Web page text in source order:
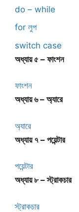
do – while
for লুপ
switch case
অধ্যায় ৫ – ফাংশন
ফাংশন
অধ্যায় ৬ – অ্যারে
অ্যারে
অধ্যায় ৭ – পয়েন্টার
পয়েন্টার
অধ্যায় ৮ – স্ট্রাকচার
স্ট্রাকচার